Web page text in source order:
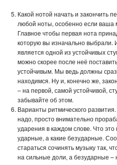
Какой нотой начать и закончить
любой ноты, особенно если ваша
Главное чтобы первая нота
которую вы изначально выбрали.
является одной из устойчивых
можно скорее после неё
устойчивым. Мы ведь должны
находимся. Ну и, конечно же,
– на первой, самой устойчивой,
забывайте об этом.
Варианты ритмического
надо, просто внимательно
ударения в каждом слове. Что
ударные, а какие безударные.
стараться сочинять музыку так,
на сильные доли, а безударные –